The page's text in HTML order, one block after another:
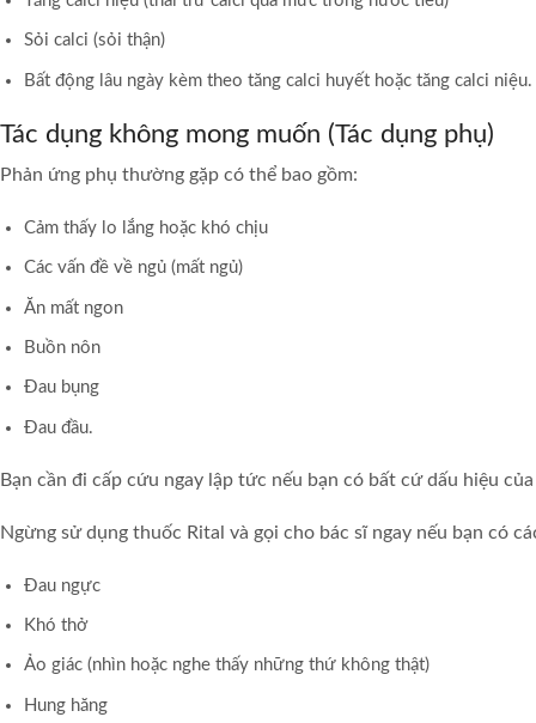
Sỏi calci (sỏi thận)
Bất động lâu ngày kèm theo tăng calci huyết hoặc tăng calci niệu.
Tác dụng không mong muốn (Tác dụng phụ)
Phản ứng phụ thường gặp có thể bao gồm:
Cảm thấy lo lắng hoặc khó chịu
Các vấn đề về ngủ (mất ngủ)
Ăn mất ngon
Buồn nôn
Đau bụng
Đau đầu.
Bạn cần đi cấp cứu ngay lập tức nếu bạn có bất cứ dấu hiệu
Ngừng sử dụng thuốc Rital và gọi cho bác sĩ ngay nếu bạn có
Đau ngực
Khó thở
Ảo giác (nhìn hoặc nghe thấy những thứ không thật)
Hung hăng